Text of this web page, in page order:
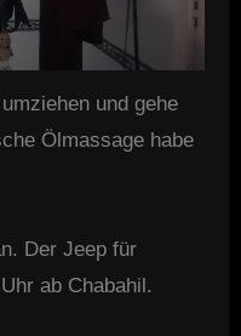
und gehe
Ölmassage habe
Der Jeep für
ab Chabahil.